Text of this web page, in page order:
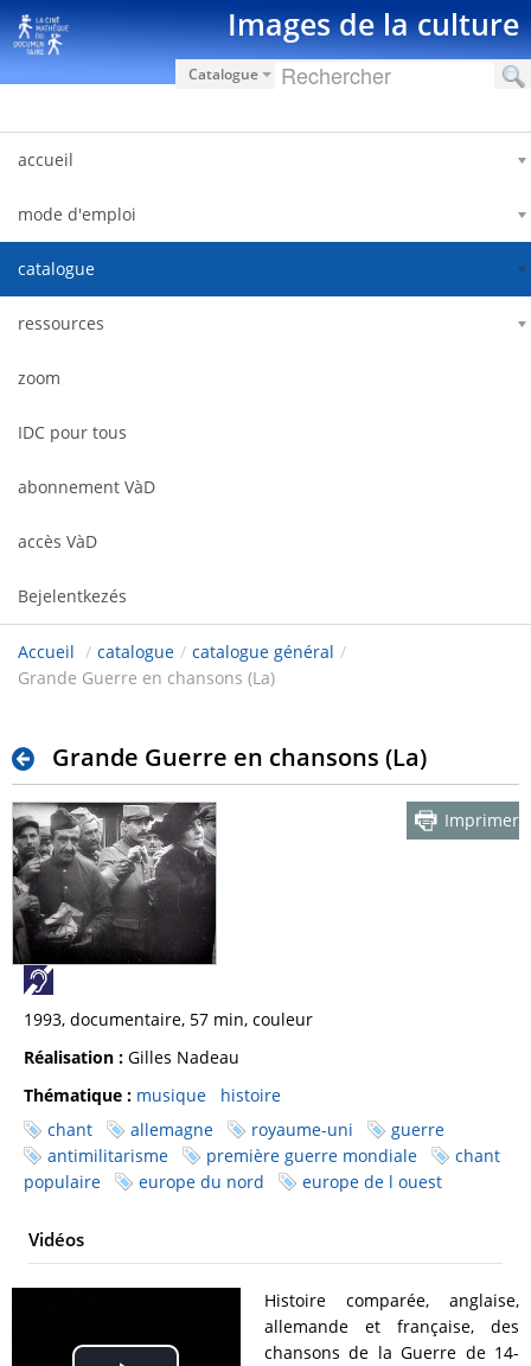
Ugrás a tartalomhoz Images de la culture
Catalogue
accueil
mode d'emploi
catalogue
ressources
zoom
IDC pour tous
abonnement VàD
accès VàD
Bejelentkezés
Accueil / catalogue / catalogue général /
Grande Guerre en chansons (La)
Grande Guerre en chansons (La)
Imprimer
1993, documentaire, 57 min, couleur
Réalisation : Gilles Nadeau
Thématique : musique
histoire
chant
allemagne royaume-uni
guerre
antimilitarisme
première guerre mondiale
chant
populaire
europe du nord europe de l ouest
Vidéos
Histoire comparée, anglaise,
allemande et française, des
chansons de la Guerre de 14-